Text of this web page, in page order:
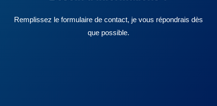
Remplissez le formulaire de contact, je vous répondrais dès
que possible.